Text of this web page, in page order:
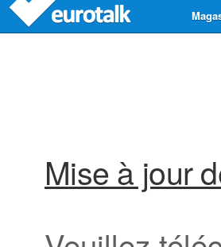
Mise à jour